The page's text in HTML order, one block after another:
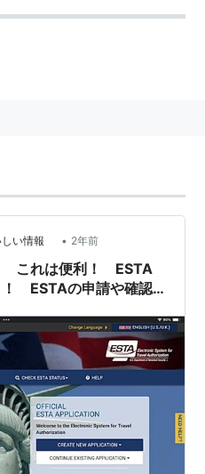
しい情報 • 2年前
これは便利！ ESTA
！ ESTAの申請や確認